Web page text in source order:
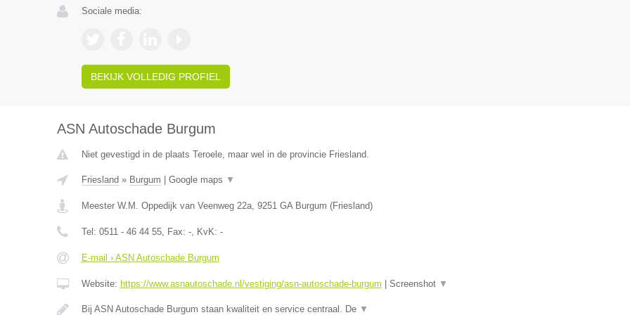
Sociale media:
BEKIJK VOLLEDIG PROFIEL
ASN Autoschade Burgum
Niet gevestigd in de plaats Teroele, maar wel in de provincie Friesland.
Friesland » Burgum Google maps ▼
Meester W.M. Oppedijk van Veenweg 22a, 9251 GA Burgum (Friesland)
Tel: 0511 - 46 44 55, Fax: -, KvK: -
E-mail › ASN Autoschade Burgum
Website: https://www.asnautoschade.nl/vestiging/asn-autoschade-burgum Screenshot ▼
Bij ASN Autoschade Burgum staan kwaliteit en service centraal. De ▼